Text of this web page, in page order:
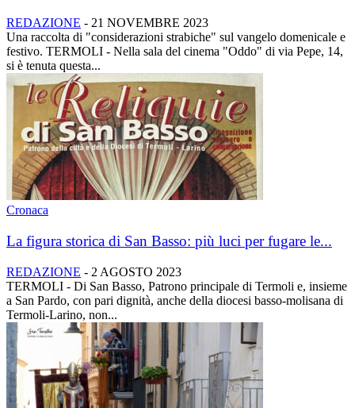
REDAZIONE - 21 NOVEMBRE 2023
Una raccolta di "considerazioni strabiche" sul vangelo domenicale e
festivo. TERMOLI - Nella sala del cinema "Oddo" di via Pepe, 14,
si è tenuta questa...
Cronaca
La figura storica di San Basso: più luci per fugare le...
REDAZIONE - 2 AGOSTO 2023
TERMOLI - Di San Basso, Patrono principale di Termoli e, insieme
a San Pardo, con pari dignità, anche della diocesi basso-molisana di
Termoli-Larino, non...